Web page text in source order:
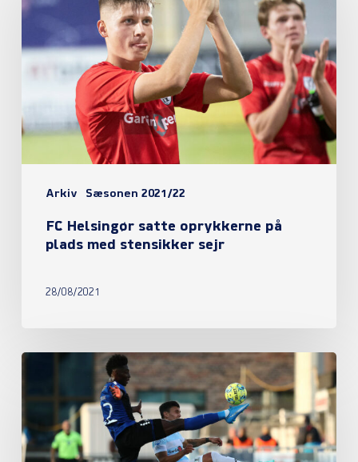
Arkiv Sæsonen 2021/22
satte
oprykkerne
på
med
stensikker
FC Helsingør satte oprykkerne på
plads med stensikker sejr
28/08/2021
var